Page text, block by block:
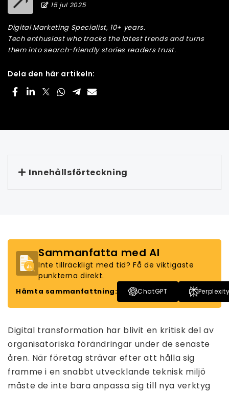
15 jul 2025
Digital Marketing Specialist, 10+ years.
Tech enthusiast who tracks the latest trends and turns
them into search-friendly stories readers trust.
Dela den här artikeln:
Innehållsförteckning
Sammanfatta med AI
Inte tillräckligt med tid? Få de viktigaste
punkterna direkt.
Hämta sammanfattning: ChatGPT
Digital transformation har blivit en kritisk del av
organisatoriska förändringar under de senaste
åren. När företag strävar efter att hålla sig
framme i en snabbt utvecklande teknisk miljö
måste de inte bara anpassa sig till nya verktyg